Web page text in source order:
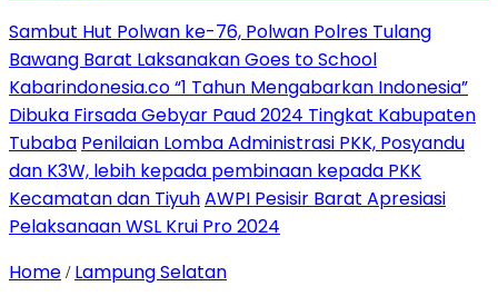
Sambut Hut Polwan ke-76, Polwan Polres Tulang
Bawang Barat Laksanakan Goes to School
Kabarindonesia.co “1 Tahun Mengabarkan Indonesia”
Dibuka Firsada Gebyar Paud 2024 Tingkat Kabupaten
Tubaba Penilaian Lomba Administrasi PKK, Posyandu
dan K3W, lebih kepada pembinaan kepada PKK
Kecamatan dan TiyuhAWPI Pesisir Barat Apresiasi
Pelaksanaan WSL Krui Pro 2024
Home / Lampung Selatan